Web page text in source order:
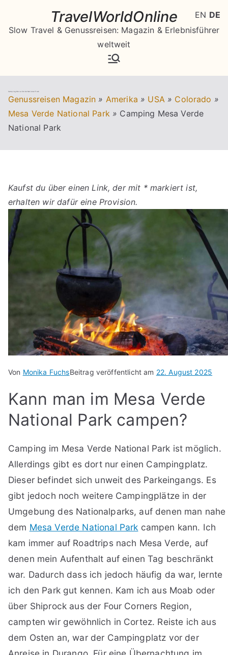
springen
TravelWorldOnline
Slow Travel & Genussreisen: Magazin & Erlebnisführer
weltweit
Camping Mesa Verde National Park
Genussreisen Magazin » Amerika » USA » Colorado »
Mesa Verde National Park » Camping Mesa Verde
National Park
Kaufst du über einen Link, der mit * markiert ist,
erhalten wir dafür eine Provision.
Von Monika FuchsBeitrag veröffentlicht am 22. August 2025
Kann man im Mesa Verde
National Park campen?
Camping im Mesa Verde National Park ist möglich.
Allerdings gibt es dort nur einen Campingplatz.
Dieser befindet sich unweit des Parkeingangs. Es
gibt jedoch noch weitere Campingplätze in der
Umgebung des Nationalparks, auf denen man nahe
dem Mesa Verde National Park campen kann. Ich
kam immer auf Roadtrips nach Mesa Verde, auf
denen mein Aufenthalt auf einen Tag beschränkt
war. Dadurch dass ich jedoch häufig da war, lernte
ich den Park gut kennen. Kam ich aus Moab oder
über Shiprock aus der Four Corners Region,
campten wir gewöhnlich in Cortez. Reiste ich aus
dem Osten an, war der Campingplatz vor der
EN DE